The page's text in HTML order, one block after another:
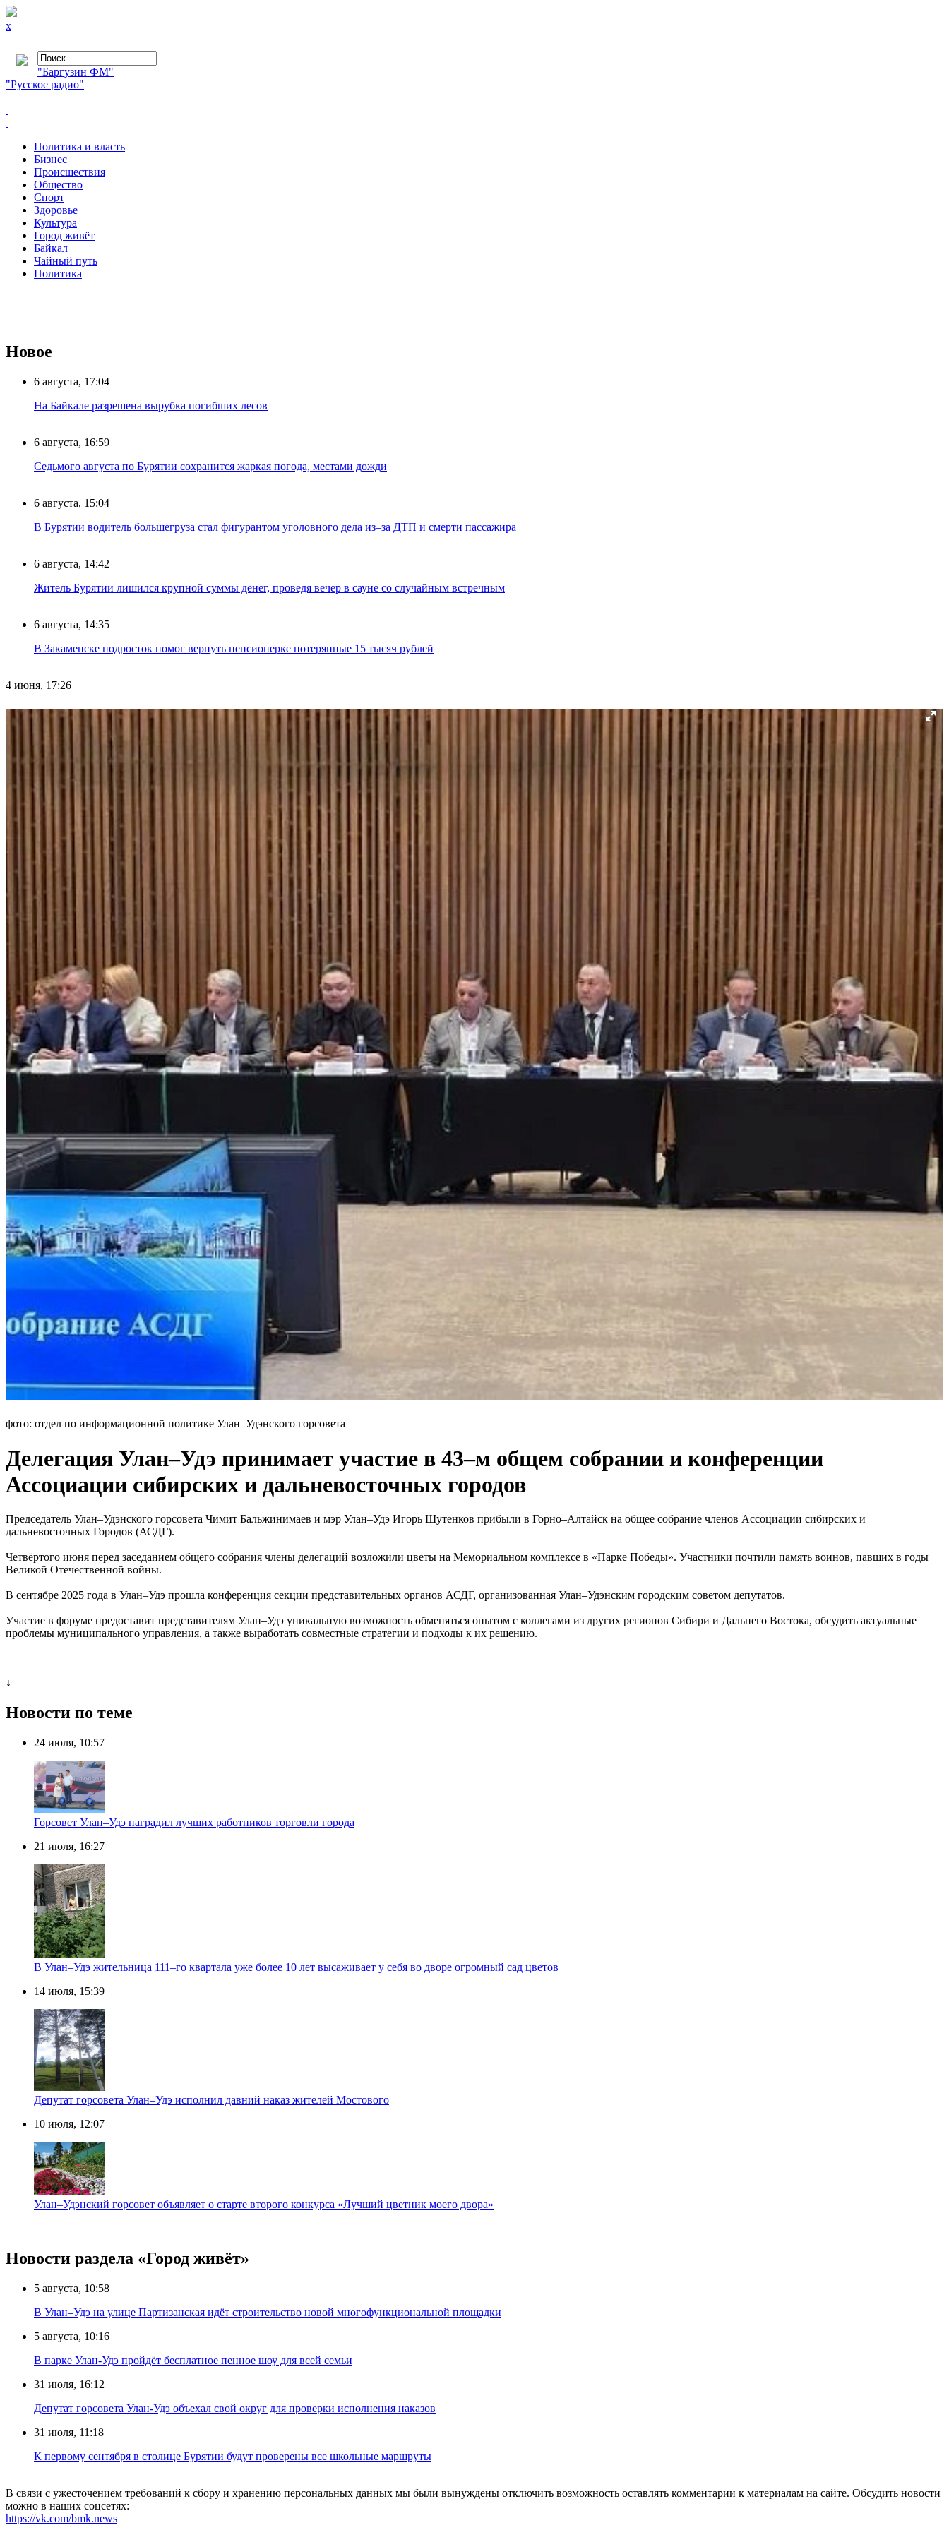
x
"Баргузин ФМ"
"Русское радио"
Политика и власть
Бизнес
Происшествия
Общество
Cпорт
Здоровье
Культура
Город живёт
Байкал
Чайный путь
Политика
Новое
6 августа, 17:04
На Байкале разрешена вырубка погибших лесов
6 августа, 16:59
Седьмого августа по Бурятии сохранится жаркая погода, местами дожди
6 августа, 15:04
В Бурятии водитель большегруза стал фигурантом уголовного дела из–за ДТП и смерти пассажира
6 августа, 14:42
Житель Бурятии лишился крупной суммы денег, проведя вечер в сауне со случайным встречным
6 августа, 14:35
В Закаменске подросток помог вернуть пенсионерке потерянные 15 тысяч рублей
4 июня, 17:26
фото: отдел по информационной политике Улан–Удэнского горсовета
Делегация Улан–Удэ принимает участие в 43–м общем собрании и конференции
Ассоциации сибирских и дальневосточных городов
Председатель Улан–Удэнского горсовета Чимит Бальжинимаев и мэр Улан–Удэ Игорь Шутенков прибыли в Горно–Алтайск на общее собрание членов Ассоциации сибирских и
дальневосточных Городов (АСДГ).
Четвёртого июня перед заседанием общего собрания члены делегаций возложили цветы на Мемориальном комплексе в «Парке Победы». Участники почтили память воинов, павших в годы
Великой Отечественной войны.
В сентябре 2025 года в Улан–Удэ прошла конференция секции представительных органов АСДГ, организованная Улан–Удэнским городским советом депутатов.
Участие в форуме предоставит представителям Улан–Удэ уникальную возможность обменяться опытом с коллегами из других регионов Сибири и Дальнего Востока, обсудить актуальные
проблемы муниципального управления, а также выработать совместные стратегии и подходы к их решению.
↓
Новости по теме
24 июля, 10:57
Горсовет Улан–Удэ наградил лучших работников торговли города
21 июля, 16:27
В Улан–Удэ жительница 111–го квартала уже более 10 лет высаживает у себя во дворе огромный сад цветов
14 июля, 15:39
Депутат горсовета Улан–Удэ исполнил давний наказ жителей Мостового
10 июля, 12:07
Улан–Удэнский горсовет объявляет о старте второго конкурса «Лучший цветник моего двора»
Новости раздела «Город живёт»
5 августа, 10:58
В Улан–Удэ на улице Партизанская идёт строительство новой многофункциональной площадки
5 августа, 10:16
В парке Улан-Удэ пройдёт бесплатное пенное шоу для всей семьи
31 июля, 16:12
Депутат горсовета Улан-Удэ объехал свой округ для проверки исполнения наказов
31 июля, 11:18
К первому сентября в столице Бурятии будут проверены все школьные маршруты
В связи с ужесточением требований к сбору и хранению персональных данных мы были вынуждены отключить возможность оставлять комментарии к материалам на сайте. Обсудить новости
можно в наших соцсетях:
https://vk.com/bmk.news